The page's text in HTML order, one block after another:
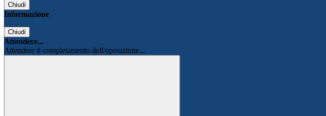
Chiudi
Informazione
Chiudi
Attendere...
Attendere il completamento dell'operazione...